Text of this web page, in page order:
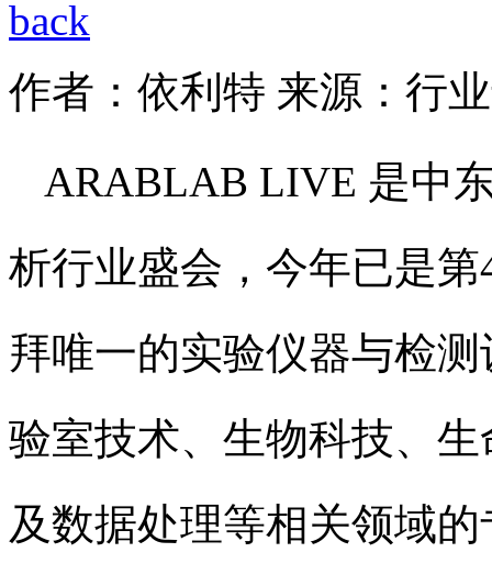
作者：依利特 来源：行
ARABLAB LIVE 是中
析行业盛会，今年已是
拜唯一的实验仪器与检
验室技术、生物科技、
及数据处理等相关领域